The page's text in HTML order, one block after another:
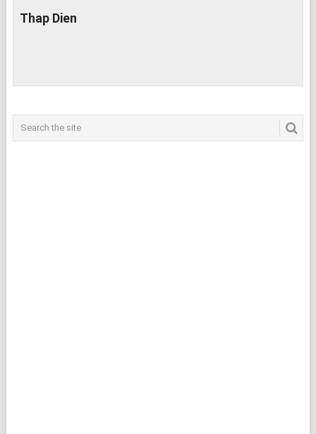
Thap Dien